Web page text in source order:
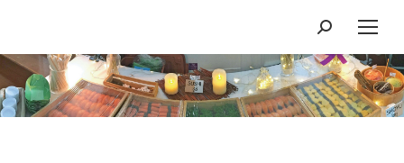
Search:
You are here: